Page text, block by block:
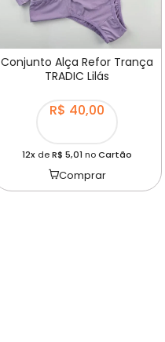
Conjunto Alça Refor Trança
TRADIC Lilás
R$ 40,00
12x deR$ 5,01 noCartão
Comprar